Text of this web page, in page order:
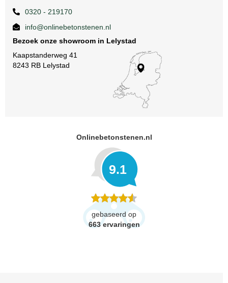
0320 - 219170
info@onlinebetonstenen.nl
Bezoek onze showroom in Lelystad
Kaapstanderweg 41
8243 RB Lelystad
Onlinebetonstenen.nl
9.1
gebaseerd op
663 ervaringen